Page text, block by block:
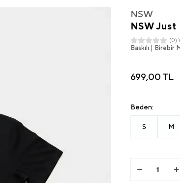
NSW
NSW
(0)
Baskılı | Birebir
699,00 TL
Beden:
S M